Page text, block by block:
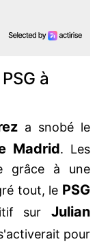
à
a snobé le
Madrid. Les
grâce à une
tout, le PSG
sur Julian
pour